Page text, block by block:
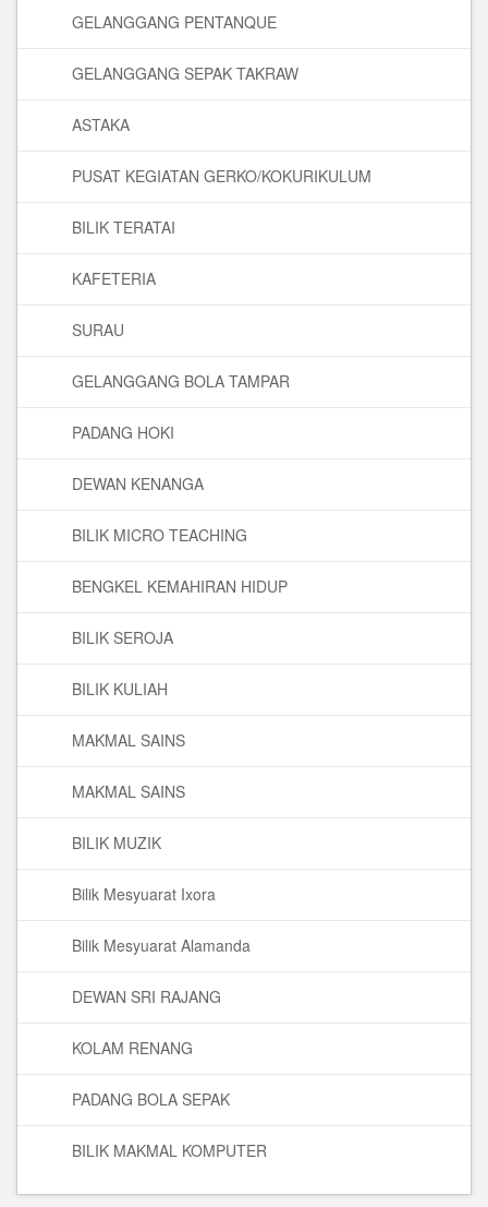
GELANGGANG PENTANQUE
GELANGGANG SEPAK TAKRAW
ASTAKA
PUSAT KEGIATAN GERKO/KOKURIKULUM
BILIK TERATAI
KAFETERIA
SURAU
GELANGGANG BOLA TAMPAR
PADANG HOKI
DEWAN KENANGA
BILIK MICRO TEACHING
BENGKEL KEMAHIRAN HIDUP
BILIK SEROJA
BILIK KULIAH
MAKMAL SAINS
MAKMAL SAINS
BILIK MUZIK
Bilik Mesyuarat Ixora
Bilik Mesyuarat Alamanda
DEWAN SRI RAJANG
KOLAM RENANG
PADANG BOLA SEPAK
BILIK MAKMAL KOMPUTER